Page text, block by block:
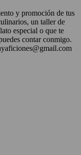
y promoción de tus
un taller de
especial o que te
contar conmigo.